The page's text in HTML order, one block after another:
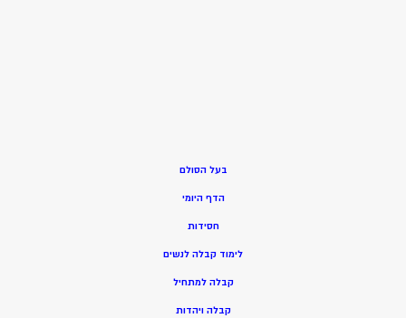
בעל הסולם
הדף היומי
חסידות
לימוד קבלה לנשים
קבלה למתחיל
קבלה ויהדות